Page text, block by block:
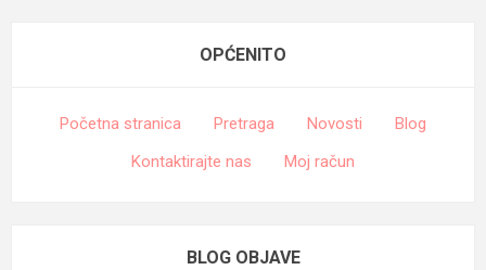
OPĆENITO
Početna stranica Pretraga Novosti
Blog
Kontaktirajte nas
Moj račun
BLOG OBJAVE